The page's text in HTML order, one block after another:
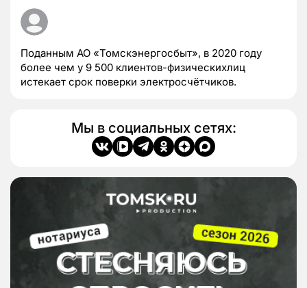
Поданным АО «Томскэнергосбыт», в 2020 году
более чем у 9 500 клиентов-физическихлиц
истекает срок поверки электросчётчиков.
Мы в социальных сетях: